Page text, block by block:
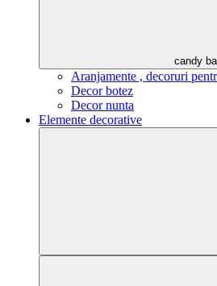
candy
Aranjamente , decoruri
Decor botez
Decor nunta
Elemente decorative